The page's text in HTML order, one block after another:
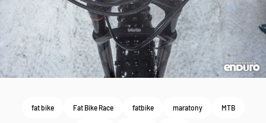
fat bike Fat Bike Race fatbike maratony MTB